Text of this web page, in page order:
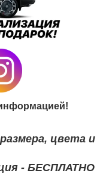
цвета и
- БЕСПЛАТНО